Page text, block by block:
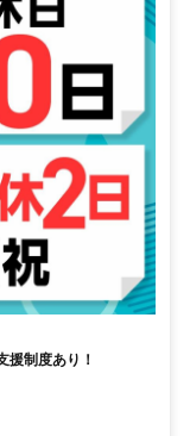
援制度あり！